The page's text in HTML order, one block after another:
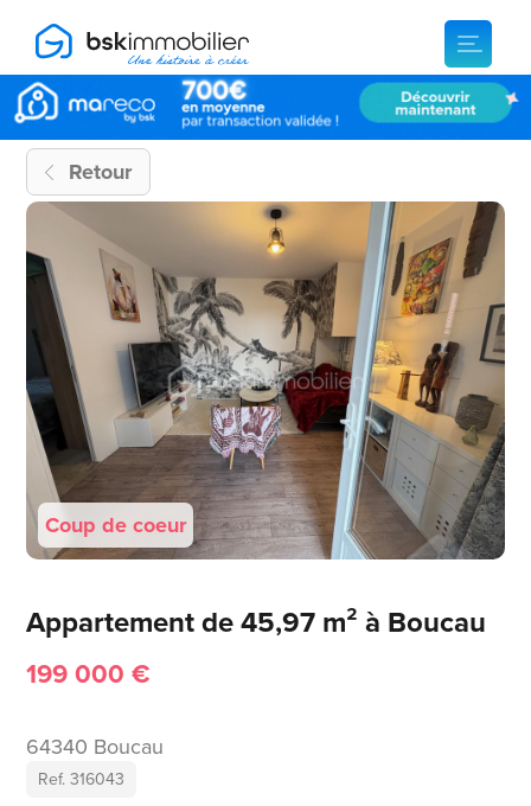
Retour
Coup de coeur
Appartement de 45,97 m² à Boucau
199 000 €
64340 Boucau
Ref. 316043